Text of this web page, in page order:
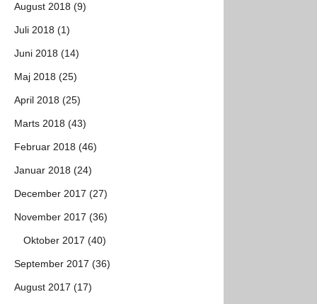
August 2018 (9)
Juli 2018 (1)
Juni 2018 (14)
Maj 2018 (25)
April 2018 (25)
Marts 2018 (43)
Februar 2018 (46)
Januar 2018 (24)
December 2017 (27)
November 2017 (36)
Oktober 2017 (40)
September 2017 (36)
August 2017 (17)